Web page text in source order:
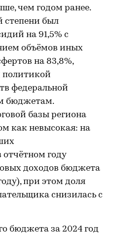
чем годом ранее.
степени был
на 91,5% с
объёмов иных
на 83,8%,
политикой
федеральной
бюджетам.
базы региона
как невысокая: на
отчётном году
доходов бюджета
при этом доля
снизилась с
бюджета за 2024 год